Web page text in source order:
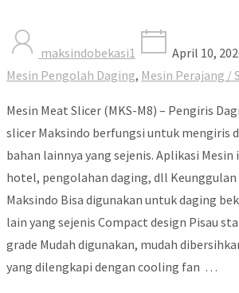
maksindobekasi1 April 10,
Mesin Pengolah Daging, Mesin Perajang /
Mesin Meat Slicer (MKS-M8) – Pengiris
slicer Maksindo berfungsi untuk mengiris
bahan lainnya yang sejenis. Aplikasi
hotel, pengolahan daging, dll Keunggulan
Maksindo Bisa digunakan untuk daging
lain yang sejenis Compact design Pisau
grade Mudah digunakan, mudah
yang dilengkapi dengan cooling fan …